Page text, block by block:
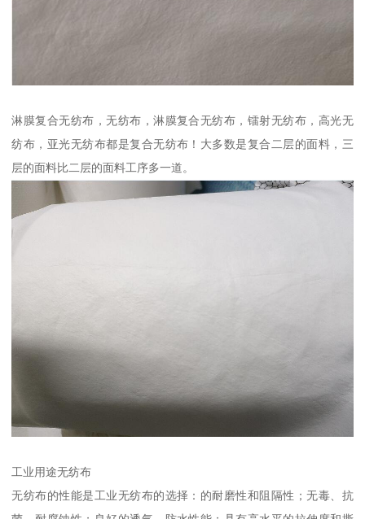
淋膜复合无纺布，无纺布，淋膜复合无纺布，镭射无纺布，高光无
纺布，亚光无纺布都是复合无纺布！大多数是复合二层的面料，三
层的面料比二层的面料工序多一道。
工业用途无纺布
无纺布的性能是工业无纺布的选择：的耐磨性和阻隔性；无毒、抗